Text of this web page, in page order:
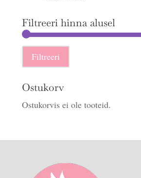
Filtreeri hinna alusel
Filtreeri
Ostukorv
Ostukorvis ei ole tooteid.